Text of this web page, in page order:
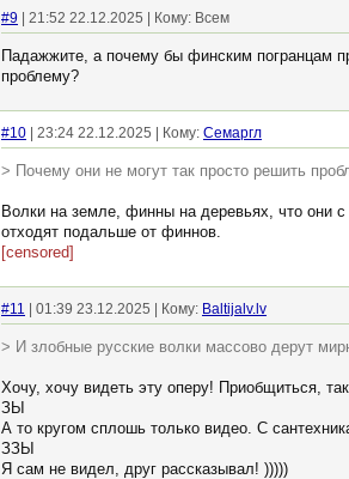
#9 | 21:52 22.12.2025 | Кому: Всем
Падажжите, а почему бы финским погранцам
проблему?
#10 | 23:24 22.12.2025 | Кому: Семаргл
> Почему они не могут так просто решить
Волки на земле, финны на деревьях, что они
отходят подальше от финнов.
[censored]
#11 | 01:39 23.12.2025 | Кому: Baltijalv.lv
> И злобные русские волки массово дерут
Хочу, хочу видеть эту оперу! Приобщиться,
ЗЫ
А то кругом сплошь только видео. С
ЗЗЫ
Я сам не видел, друг рассказывал! )))))